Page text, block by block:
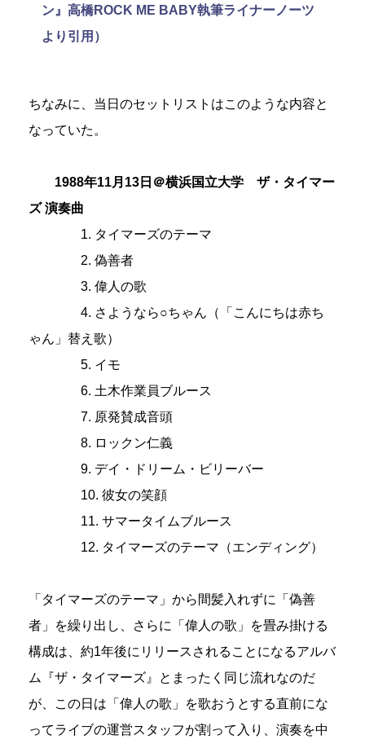
ン』高橋ROCK ME BABY執筆ライナーノーツ
より引用）
ちなみに、当日のセットリストはこのような内容と
なっていた。
1988年11月13日＠横浜国立大学 ザ・タイマー
ズ 演奏曲
1. タイマーズのテーマ
2. 偽善者
3. 偉人の歌
4. さようなら○ちゃん（「こんにちは赤ち
ゃん」替え歌）
5. イモ
6. 土木作業員ブルース
7. 原発賛成音頭
8. ロックン仁義
9. デイ・ドリーム・ビリーバー
10. 彼女の笑顔
11. サマータイムブルース
12. タイマーズのテーマ（エンディング）
「タイマーズのテーマ」から間髪入れずに「偽善
者」を繰り出し、さらに「偉人の歌」を畳み掛ける
構成は、約1年後にリリースされることになるアルバ
ム『ザ・タイマーズ』とまったく同じ流れなのだ
が、この日は「偉人の歌」を歌おうとする直前にな
ってライブの運営スタッフが割って入り、演奏を中